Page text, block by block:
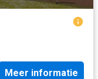
Meer informatie